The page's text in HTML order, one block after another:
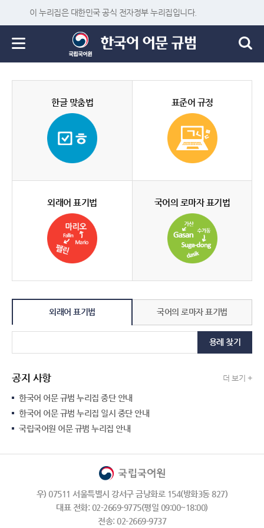
이 누리집은 대한민국 공식 전자정부 누리집입니다.
한글 맞춤법 표준어 규정
외래어 표기법 국어의 로마자 표기법
외래어 표기법 국어의 로마자 표기법
용례 찾기
공지 사항 더 보기 +
한국어 어문 규범 누리집 중단 안내
한국어 어문 규범 누리집 일시 중단 안내
국립국어원 어문 규범 누리집 안내
우) 07511 서울특별시 강서구 금낭화로 154(방화3동 827)
대표 전화: 02-2669-9775(평일 09:00~18:00)
전송: 02-2669-9737